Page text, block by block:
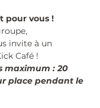
pour vous !
invite à un
Café !
maximum : 20
place pendant le